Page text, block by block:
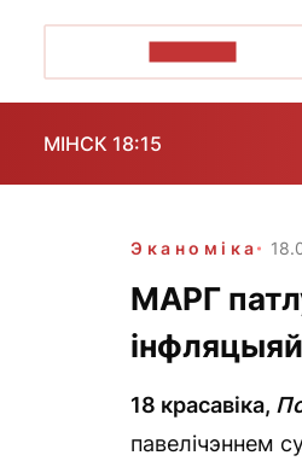
МІНСК 18:15
Эканоміка
МАРГ
інфляцыяй
18 красавіка,
павелічэннем